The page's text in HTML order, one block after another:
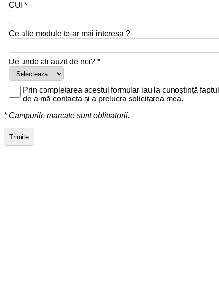
CUI *
Ce alte module te-ar mai interesa ?
De unde ati auzit de noi? *
Prin completarea acestul formular iau la cunoștință
de a mă contacta și a prelucra solicitarea mea.
* Campurile marcate sunt obligatorii.